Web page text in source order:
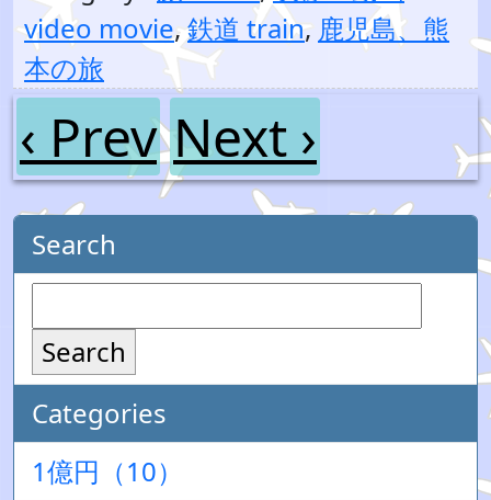
video movie, 鉄道 train, 鹿児島、熊
本の旅
‹ Prev Next ›
Search
Search
Categories
1億円（10）